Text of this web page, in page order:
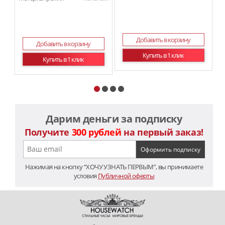
Добавить в корзину
Купить в 1 клик
Добавить в корзину
Купить в 1 клик
Дарим деньги за подписку
Получите 300 рублей на первый заказ!
Нажимая на кнопку “ХОЧУ УЗНАТЬ ПЕРВЫМ”, вы принимаете
условия Публичной оферты